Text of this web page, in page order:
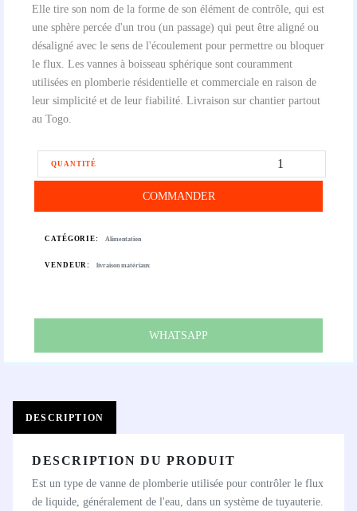
Elle tire son nom de la forme de son élément de contrôle, qui est
une sphère percée d'un trou (un passage) qui peut être aligné ou
désaligné avec le sens de l'écoulement pour permettre ou bloquer
le flux. Les vannes à boisseau sphérique sont couramment
utilisées en plomberie résidentielle et commerciale en raison de
leur simplicité et de leur fiabilité. Livraison sur chantier partout
au Togo.
QUANTITÉ
COMMANDER
CATÉGORIE: Alimentation
VENDEUR: livraison matériaux
WHATSAPP
DESCRIPTION
DESCRIPTION DU PRODUIT
Est un type de vanne de plomberie utilisée pour contrôler le flux
de liquide, généralement de l'eau, dans un système de tuyauterie.